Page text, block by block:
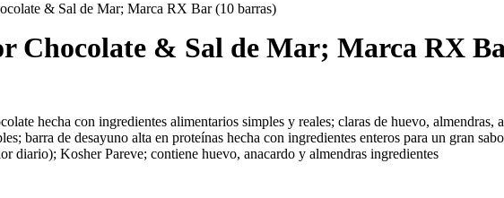
& Sal de Mar; Marca RX Bar (10 barras)
Chocolate & Sal de Mar; Marca RX
hecha con ingredientes alimentarios simples y reales; claras de huevo, almendras,
barra de desayuno alta en proteínas hecha con ingredientes enteros para un gran
diario); Kosher Pareve; contiene huevo, anacardo y almendras ingredientes